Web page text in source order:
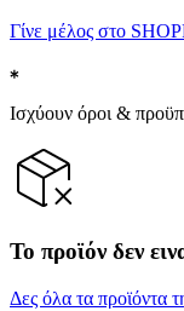
Γίνε μέλος στο
Ισχύουν όροι &
Το προϊόν δεν
Δες όλα τα προϊόντα